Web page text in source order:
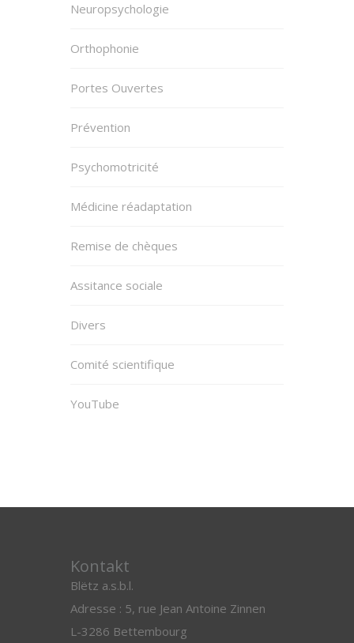
Neuropsychologie
Orthophonie
Portes Ouvertes
Prévention
Psychomotricité
Médicine réadaptation
Remise de chèques
Assitance sociale
Divers
Comité scientifique
YouTube
Kontakt
Blëtz a.s.b.l.
Adresse : 5, rue Jean Antoine Zinnen
L-3286 Bettembourg